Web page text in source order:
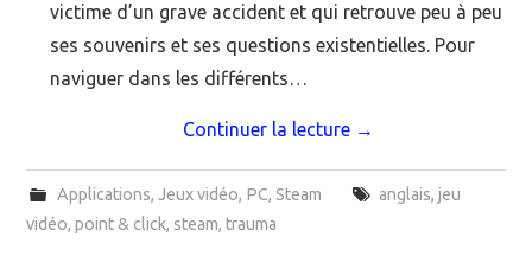
victime d’un grave accident et qui retrouve peu à peu
ses souvenirs et ses questions existentielles. Pour
naviguer dans les différents…
Continuer la lecture →
Applications, Jeux vidéo, PC, Steam anglais, jeu
vidéo,point & click, steam, trauma